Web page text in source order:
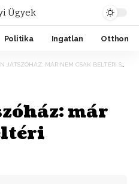
Politika Ingatlan Otthon
JÁTSZÓHÁZ: MÁR NEM CSAK BELTÉRI SZÓRAKOZÁS
már